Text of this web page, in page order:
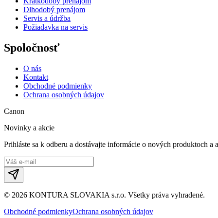
Dlhodobý prenájom
Servis a údržba
Požiadavka na servis
Spoločnosť
O nás
Kontakt
Obchodné podmienky
Ochrana osobných údajov
Canon
Novinky a akcie
Prihláste sa k odberu a dostávajte informácie o nových produktoch a
© 2026 KONTURA SLOVAKIA s.r.o. Všetky práva vyhradené.
Obchodné podmienkyOchrana osobných údajov